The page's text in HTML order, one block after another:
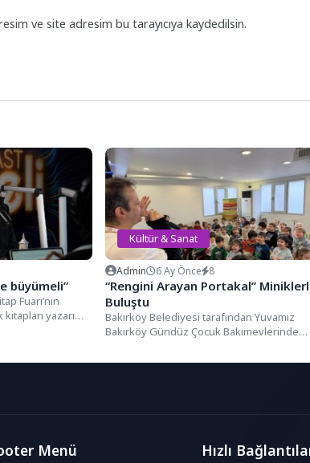
ve site adresim bu tarayıcıya kaydedilsin.
büyümeli”
Fuarı’nın
yazarı
Kültür & Sanat
Admin 6 Ay Önce 8
“Rengini Arayan Portakal”
Buluştu
Bakırköy Belediyesi tarafından Yuvamız
Bakırköy Gündüz Çocuk Bakımevlerinde
kukla gösterisi,...
Menü Hızlı